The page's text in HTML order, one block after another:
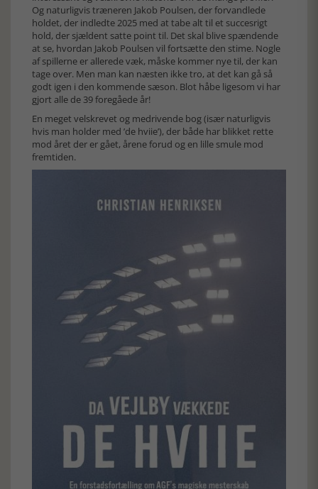
Og naturligvis træneren Jakob Poulsen, der forvandlede
holdet, der indledte 2025 med at tabe alt til et succesrigt
hold, der sjældent satte point til. Det skal blive spændende
at se, hvordan Jakob Poulsen vil fortsætte den stime. Nogle
af spillerne er allerede væk, måske kommer nye til, der kan
tage over. Men man kan næsten ikke tro, at det kan gå så
godt igen i den kommende sæson. Blot håbe ligesom vi har
gjort alle de 39 foregåede år!
En meget velskrevet og medrivende bog (især naturligvis
hvis man holder med ’de hviie’), der både har blikket rette
mod året der er gået, årene forud og en lille smule mod
fremtiden.